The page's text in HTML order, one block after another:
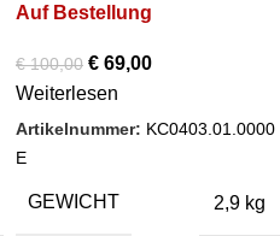
Farbe: Weiß
Auf Bestellung
€100,00 € 69,00
Weiterlesen
Artikelnummer: KC0403.01.0000
E
GEWICHT 2,9 kg